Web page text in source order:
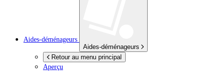
Aides-déménageurs
Aides-déménageurs
Retour au menu principal
Aperçu